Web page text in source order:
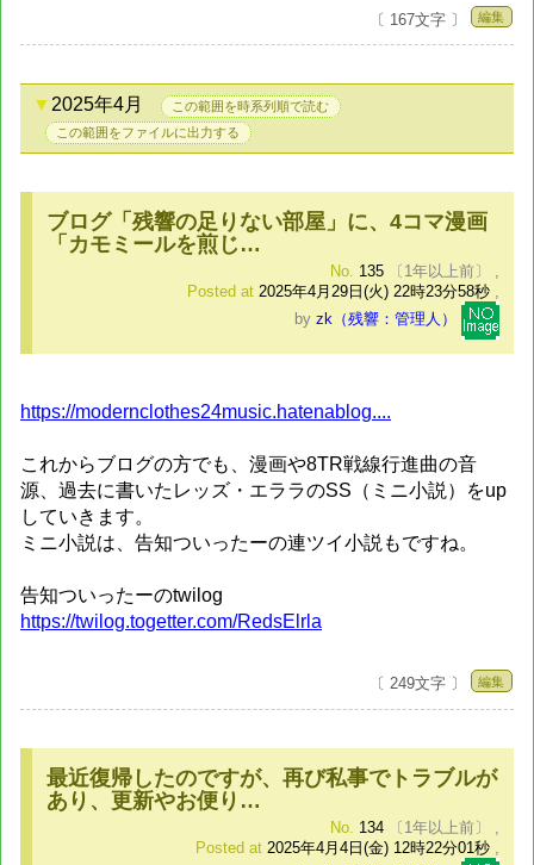
〔 167文字 〕 編集
2025年4月
この範囲を時系列順で読む
この範囲をファイルに出力する
ブログ「残響の足りない部屋」に、4コマ漫画
「カモミールを煎じ…
No. 135 〔1年以上前〕
,
Posted at 2025年4月29日(火) 22時23分58秒 ,
by zk（残響：管理人）
https://modernclothes24music.hatenablog....
これからブログの方でも、漫画や8TR戦線行進曲の音
源、過去に書いたレッズ・エララのSS（ミニ小説）をup
していきます。
ミニ小説は、告知ついったーの連ツイ小説もですね。
告知ついったーのtwilog
https://twilog.togetter.com/RedsElrla
〔 249文字 〕 編集
最近復帰したのですが、再び私事でトラブルが
あり、更新やお便り…
No. 134 〔1年以上前〕
,
Posted at 2025年4月4日(金) 12時22分01秒 ,